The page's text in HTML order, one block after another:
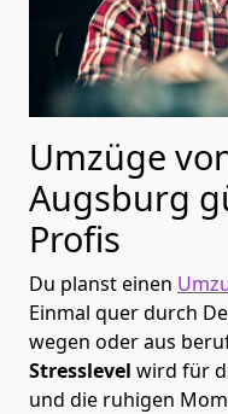
Umzüge
Augsburg
Profis
Du planst einen
Einmal quer durch
wegen oder aus
Stresslevel wird für
und die ruhigen